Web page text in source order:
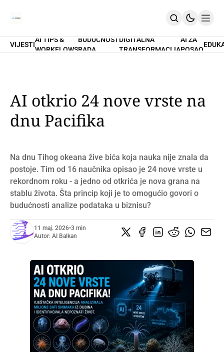
Home
PRETPLATI SE
VIJESTI
AI TIPS &
WORKFLOWS
BUDUĆNOST
RADA
DIGITALNA
TRANSFORMACIJA
AI ZA
POSAO
AI otkrio 24 nove vrste na
dnu Pacifika
Na dnu Tihog okeana žive bića koja nauka nije znala da
postoje. Tim od 16 naučnika opisao je 24 nove vrste u
rekordnom roku - a jedno od otkrića je nova grana na
stablu života. Šta princip koji je to omogućio govori o
budućnosti analize podataka u biznisu?
11 maj. 2026•3 min
Autor: AI Balkan